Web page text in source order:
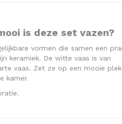
is deze set vazen?
vormen die samen een
keramiek. De witte vaas is van
vaas. Zet ze op een mooie
kamer.